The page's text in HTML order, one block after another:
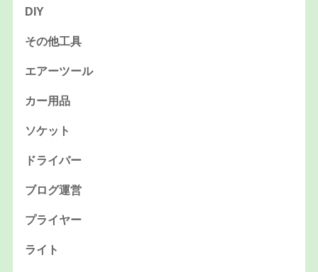
DIY
その他工具
エアーツール
カー用品
ソケット
ドライバー
ブログ運営
プライヤー
ライト